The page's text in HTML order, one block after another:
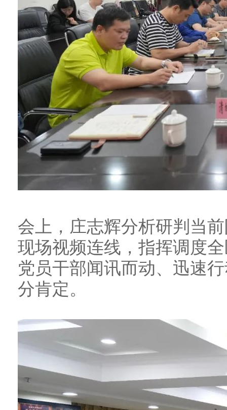
会上，庄志辉分析研判当
现场视频连线，指挥调度
党员干部闻讯而动、迅速
分肯定。